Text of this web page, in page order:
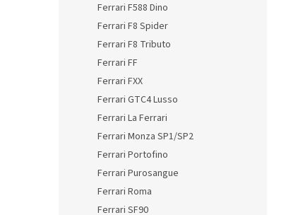
Ferrari F588 Dino
Ferrari F8 Spider
Ferrari F8 Tributo
Ferrari FF
Ferrari FXX
Ferrari GTC4 Lusso
Ferrari La Ferrari
Ferrari Monza SP1/SP2
Ferrari Portofino
Ferrari Purosangue
Ferrari Roma
Ferrari SF90